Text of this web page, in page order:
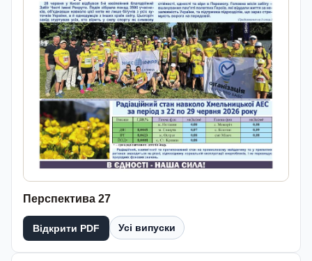
Перспектива 27
Відкрити PDF Усі випуски